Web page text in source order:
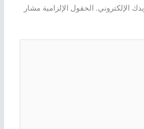
الإلكتروني. الحقول الإلزامية مشار